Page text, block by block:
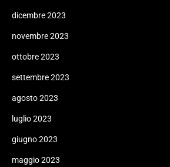
dicembre 2023
novembre 2023
ottobre 2023
settembre 2023
agosto 2023
luglio 2023
giugno 2023
maggio 2023